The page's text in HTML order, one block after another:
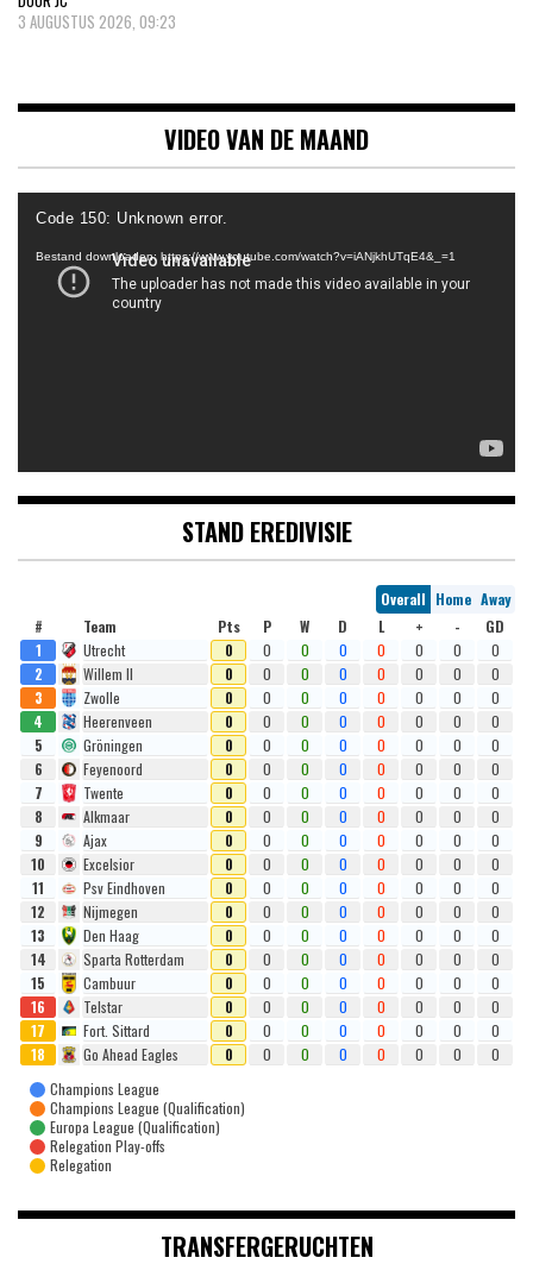
3 AUGUSTUS 2026, 09:23
VIDEO VAN DE MAAND
Videospeler
Code 150: Unknown error.
Bestand downloaden: https://www.youtube.com/watch?v=iANjkhUTqE4&_=1
STAND EREDIVISIE
Overall Home Away
#
Team Pts P W D L + -
GD
1
Utrecht 0 0 0 0 0 0 0
0
2
Willem II 0 0 0 0 0 0 0
0
3
Zwolle 0 0 0 0 0 0 0
0
4
Heerenveen 0 0 0 0 0 0 0
0
5
Gröningen 0 0 0 0 0 0 0
0
6
Feyenoord 0 0 0 0 0 0 0
0
7
Twente 0 0 0 0 0 0 0
0
8
Alkmaar 0 0 0 0 0 0 0
0
9
Ajax 0 0 0 0 0 0 0
0
10
Excelsior 0 0 0 0 0 0 0
0
11
Psv Eindhoven 0 0 0 0 0 0 0
0
12
Nijmegen 0 0 0 0 0 0 0
0
13
Den Haag 0 0 0 0 0 0 0
0
14
Sparta Rotterdam 0 0 0 0 0 0 0
0
15
Cambuur 0 0 0 0 0 0 0
0
16
Telstar 0 0 0 0 0 0 0
0
17
Fort. Sittard 0 0 0 0 0 0 0
0
18
Go Ahead Eagles 0 0 0 0 0 0 0
0
Champions League
Champions League (Qualification)
Europa League (Qualification)
Relegation Play-offs
Relegation
TRANSFERGERUCHTEN